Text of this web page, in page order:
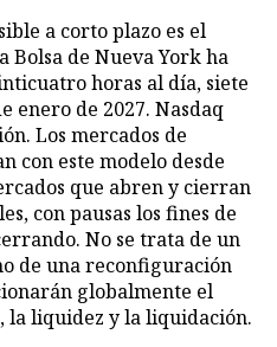
a corto plazo es el
Bolsa de Nueva York ha
horas al día, siete
enero de 2027. Nasdaq
Los mercados de
con este modelo desde
que abren y cierran
con pausas los fines de
No se trata de un
de una reconfiguración
globalmente el
la liquidez y la liquidación.